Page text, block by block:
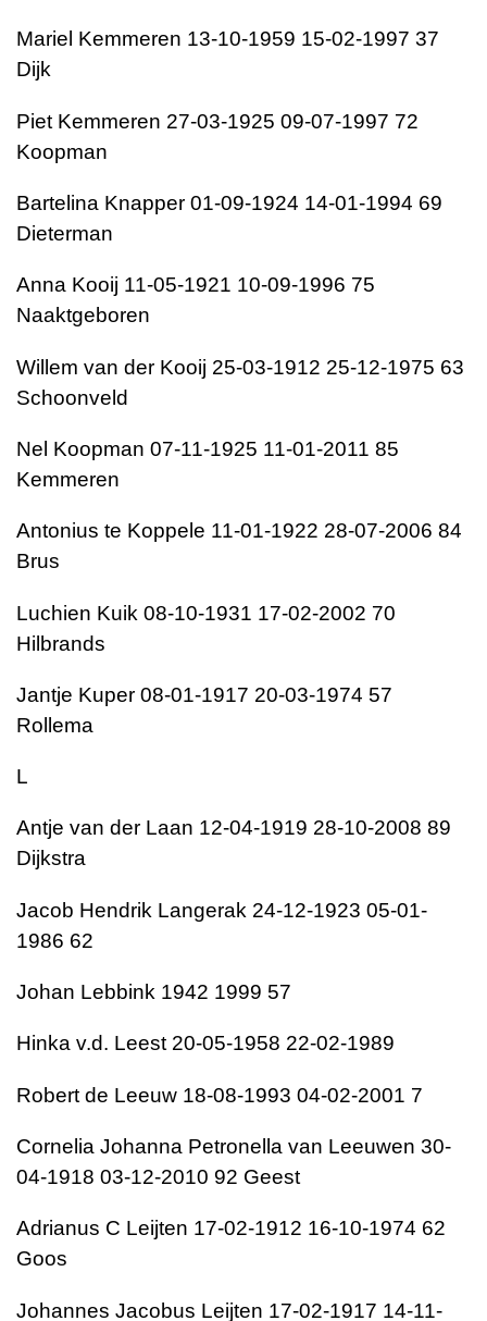
Mariel Kemmeren 13-10-1959 15-02-1997 37
Dijk
Piet Kemmeren 27-03-1925 09-07-1997 72
Koopman
Bartelina Knapper 01-09-1924 14-01-1994 69
Dieterman
Anna Kooij 11-05-1921 10-09-1996 75
Naaktgeboren
Willem van der Kooij 25-03-1912 25-12-1975 63
Schoonveld
Nel Koopman 07-11-1925 11-01-2011 85
Kemmeren
Antonius te Koppele 11-01-1922 28-07-2006 84
Brus
Luchien Kuik 08-10-1931 17-02-2002 70
Hilbrands
Jantje Kuper 08-01-1917 20-03-1974 57
Rollema
L
Antje van der Laan 12-04-1919 28-10-2008 89
Dijkstra
Jacob Hendrik Langerak 24-12-1923 05-01-
1986 62
Johan Lebbink 1942 1999 57
Hinka v.d. Leest 20-05-1958 22-02-1989
Robert de Leeuw 18-08-1993 04-02-2001 7
Cornelia Johanna Petronella van Leeuwen 30-
04-1918 03-12-2010 92 Geest
Adrianus C Leijten 17-02-1912 16-10-1974 62
Goos
Johannes Jacobus Leijten 17-02-1917 14-11-